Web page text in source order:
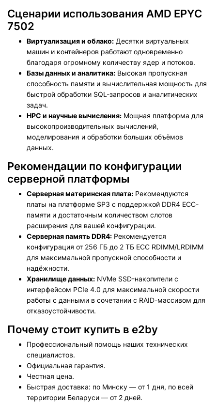
Сценарии использования AMD EPYC
7502
Виртуализация и облако: Десятки виртуальных
машин и контейнеров работают одновременно
благодаря огромному количеству ядер и потоков.
Базы данных и аналитика: Высокая пропускная
способность памяти и вычислительная мощность для
быстрой обработки SQL-запросов и аналитических
задач.
HPC и научные вычисления: Мощная платформа для
высокопроизводительных вычислений,
моделирования и обработки больших объёмов
данных.
Рекомендации по конфигурации
серверной платформы
Серверная материнская плата: Рекомендуются
платы на платформе SP3 с поддержкой DDR4 ECC-
памяти и достаточным количеством слотов
расширения для вашей конфигурации.
Серверная память DDR4: Рекомендуется
конфигурация от 256 ГБ до 2 ТБ ECC RDIMM/LRDIMM
для максимальной пропускной способности и
надёжности.
Хранилище данных: NVMe SSD-накопители с
интерфейсом PCIe 4.0 для максимальной скорости
работы с данными в сочетании с RAID-массивом для
отказоустойчивости.
Почему стоит купить в e2by
Профессиональный помощь наших технических
специалистов.
Официальная гарантия.
Честная цена.
Быстрая доставка: по Минску — от 1 дня, по всей
территории Беларуси — от 2 дней.